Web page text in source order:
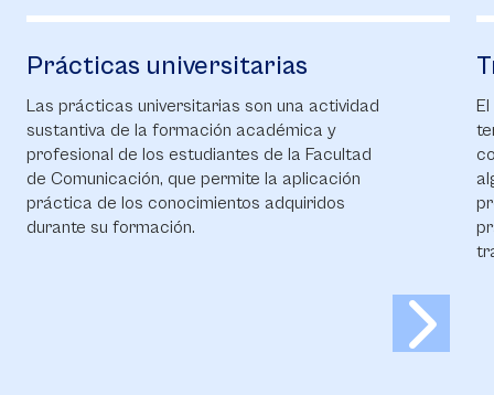
Prácticas universitarias
Las prácticas universitarias son una actividad
sustantiva de la formación académica y
profesional de los estudiantes de la Facultad
de Comunicación, que permite la aplicación
práctica de los conocimientos adquiridos
durante su formación.